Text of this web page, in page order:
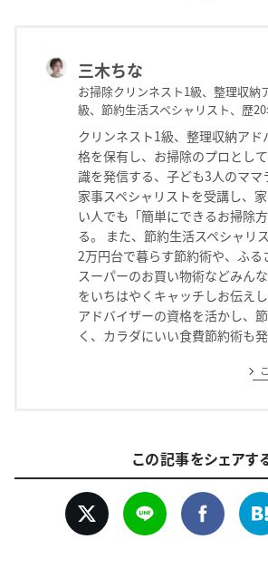
三木ちな
お掃除クリンネスト1級、整理収納
級、節約生活スペシャリスト、歴
クリンネスト1級、整理収納アド
格を保有し、お掃除のプロとし
識を発信する、子ども3人のママ
家事スペシャリストを受講し、
い人でも「簡単にできるお掃除
る。 また、節約生活スペシャリ
2万円台で暮らす節約術や、ふる
スーパーのお買い物術などみん
をいちはやくキャッチしお伝え
アドバイザーの資格を活かし、
く、カラダにいい食費節約術も発
この記事をシェアす